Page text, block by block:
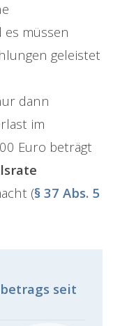
es müssen
geleistet
dann
im
Euro beträgt
(§ 37 Abs. 5
seit